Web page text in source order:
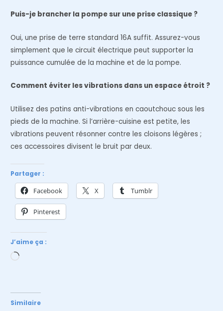
Puis-je brancher la pompe sur une prise classique ?
Oui, une prise de terre standard 16A suffit. Assurez-vous
simplement que le circuit électrique peut supporter la
puissance cumulée de la machine et de la pompe.
Comment éviter les vibrations dans un espace étroit ?
Utilisez des patins anti-vibrations en caoutchouc sous les
pieds de la machine. Si l’arrière-cuisine est petite, les
vibrations peuvent résonner contre les cloisons légères ;
ces accessoires divisent le bruit par deux.
Partager :
Facebook X Tumblr
Pinterest
J’aime ça :
Chargement…
Similaire